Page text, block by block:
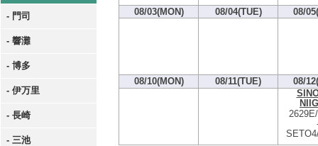
- 門司
- 響灘
- 博多
- 伊万里
- 長崎
- 三池
08/03(MON)
08/04(TUE) 08/
08/10(MON) 08/11(TUE)
08/